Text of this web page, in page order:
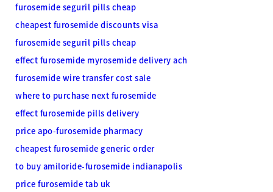
furosemide seguril pills cheap
cheapest furosemide discounts visa
furosemide seguril pills cheap
effect furosemide myrosemide delivery ach
furosemide wire transfer cost sale
where to purchase next furosemide
effect furosemide pills delivery
price apo-furosemide pharmacy
cheapest furosemide generic order
to buy amiloride-furosemide indianapolis
price furosemide tab uk